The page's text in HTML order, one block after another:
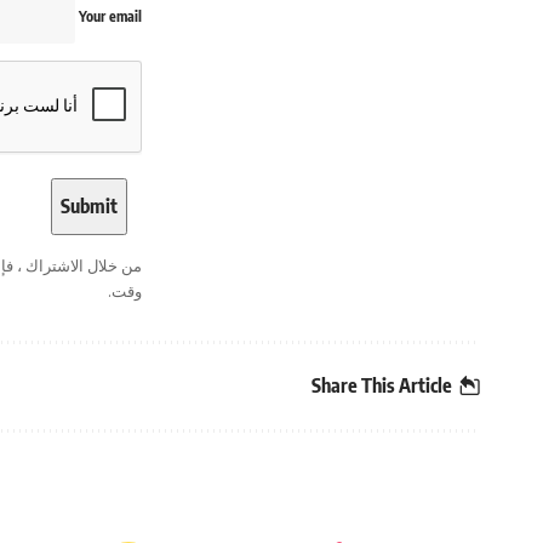
Your email
من خلال الاشتراك ،
وقت.
Share This Article